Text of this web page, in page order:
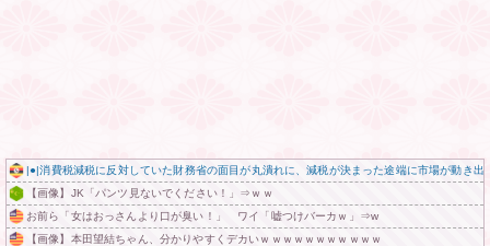
|●|消費税減税に反対していた財務省の面目が丸潰れに、減税が決まった途端に市場が動き
【画像】JK「パンツ見ないでください！」⇒ｗｗ
お前ら「女はおっさんより口が臭い！」 ワイ「嘘つけバーカｗ」⇒w
【画像】本田望結ちゃん、分かりやすくデカいｗｗｗｗｗｗｗｗｗｗｗ